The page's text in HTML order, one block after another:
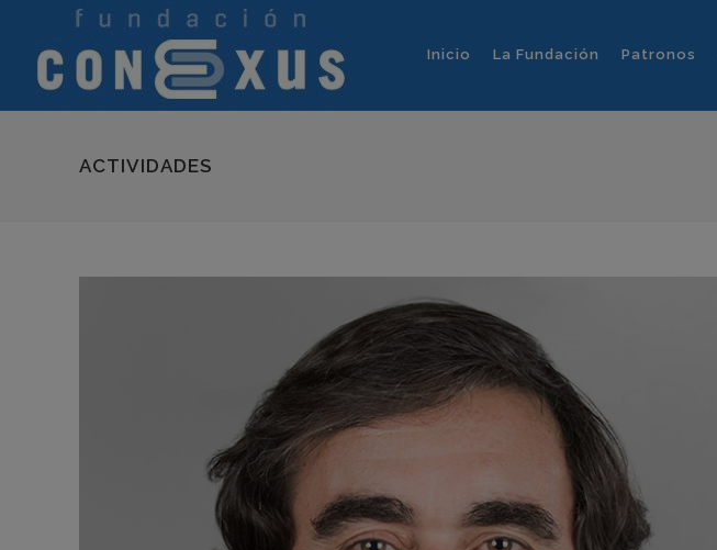
Inicio La Fundación Patronos
ACTIVIDADES